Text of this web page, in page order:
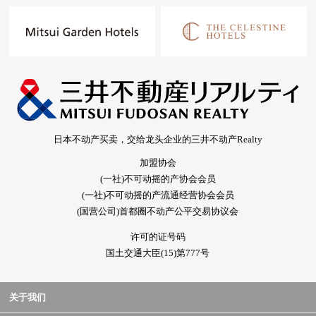
日本不动产买卖，交给龙头企业的三井不动产Realty
加盟协会
(一社)不可动摇的产协会会员
(一社)不可动摇的产流通经营协会会员
(国营公司)首都圈不动产公平交易协议会
许可的证号码
国土交通大臣(15)第777号
关于我们